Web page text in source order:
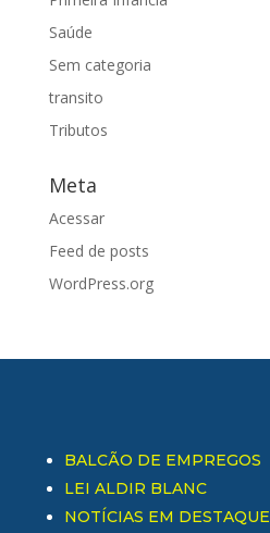
Saúde
Sem categoria
transito
Tributos
Meta
Acessar
Feed de posts
WordPress.org
BALCÃO DE EMPREGOS
LEI ALDIR BLANC
NOTÍCIAS EM DESTAQUE